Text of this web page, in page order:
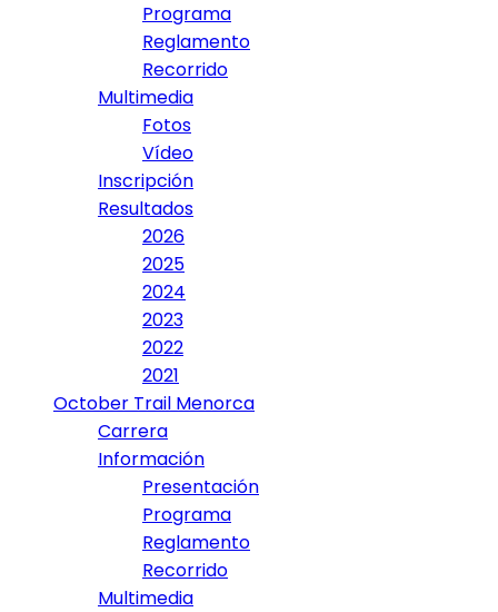
Programa
Reglamento
Recorrido
Multimedia
Fotos
Vídeo
Inscripción
Resultados
2026
2025
2024
2023
2022
2021
October Trail Menorca
Carrera
Información
Presentación
Programa
Reglamento
Recorrido
Multimedia